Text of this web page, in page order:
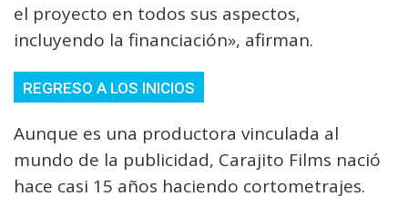
el proyecto en todos sus aspectos,
incluyendo la financiación», afirman.
REGRESO A LOS INICIOS
Aunque es una productora vinculada al
mundo de la publicidad, Carajito Films nació
hace casi 15 años haciendo cortometrajes.